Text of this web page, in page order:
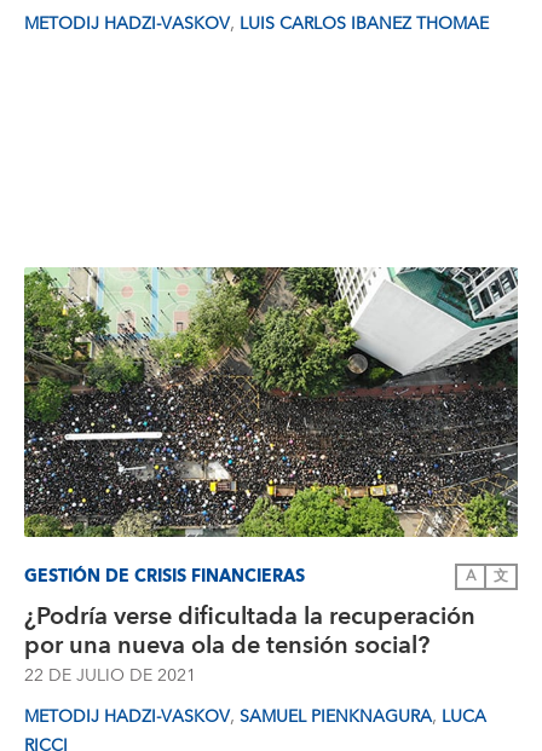
METODIJ HADZI-VASKOV, LUIS CARLOS IBANEZ THOMAE
GESTIÓN DE CRISIS FINANCIERAS A 文
¿Podría verse dificultada la recuperación
por una nueva ola de tensión social?
22 DE JULIO DE 2021
METODIJ HADZI-VASKOV, SAMUEL PIENKNAGURA, LUCA